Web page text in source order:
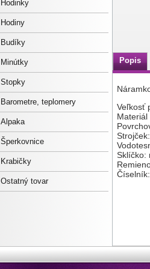
Hodinky
Hodiny
Budíky
Minútky
Stopky
Barometre, teplomery
Alpaka
Šperkovnice
Krabičky
Ostatný tovar
Popis
Veľkosť
Sklíčko: